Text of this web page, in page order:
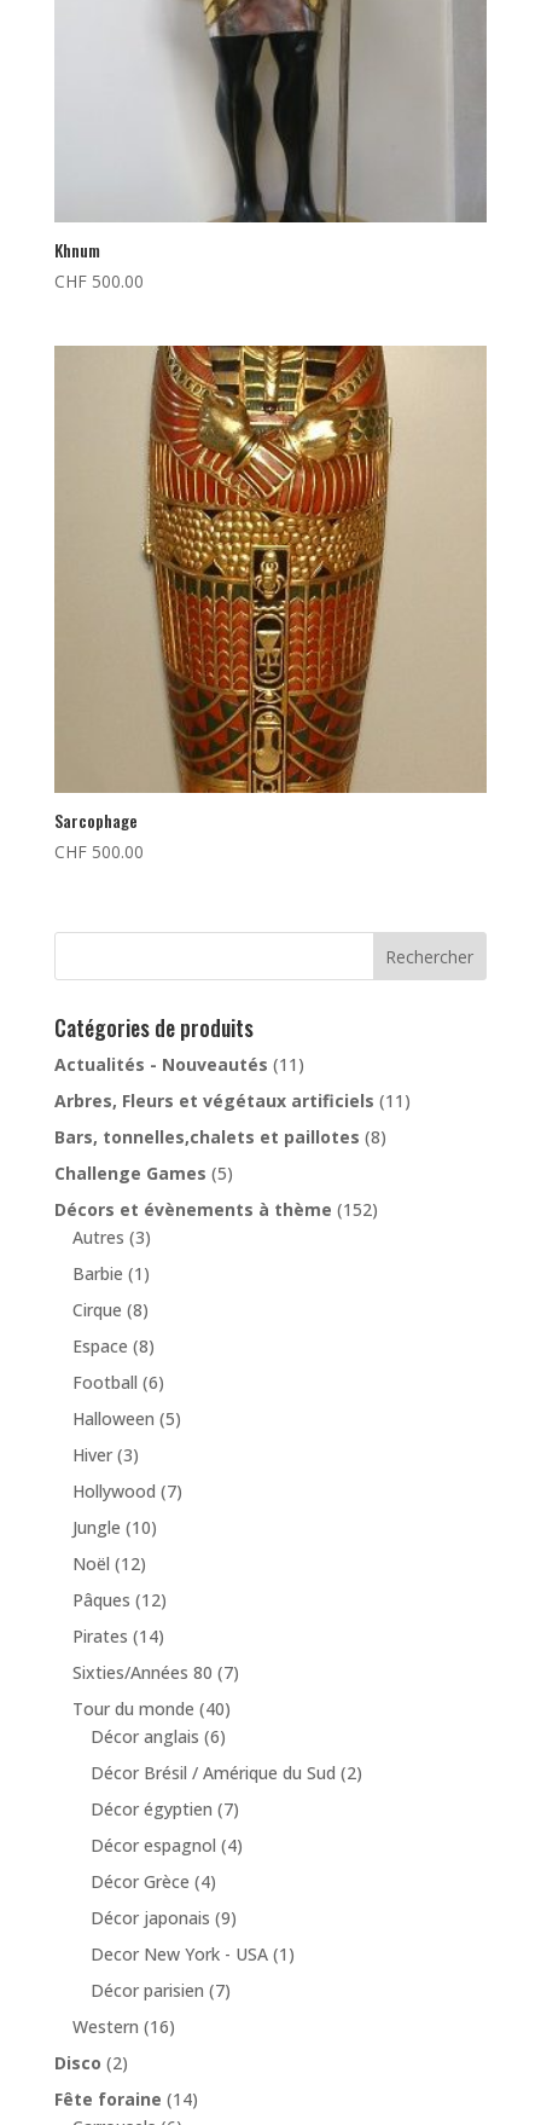
Khnum
CHF500.00
Sarcophage
CHF500.00
Rechercher
Catégories de produits
Actualités - Nouveautés (11)
Arbres, Fleurs et végétaux artificiels (11)
Bars, tonnelles,chalets et paillotes (8)
Challenge Games (5)
Décors et évènements à thème (152)
Autres (3)
Barbie (1)
Cirque (8)
Espace (8)
Football (6)
Halloween (5)
Hiver (3)
Hollywood (7)
Jungle (10)
Noël (12)
Pâques (12)
Pirates (14)
Sixties/Années 80 (7)
Tour du monde (40)
Décor anglais (6)
Décor Brésil / Amérique du Sud (2)
Décor égyptien (7)
Décor espagnol (4)
Décor Grèce (4)
Décor japonais (9)
Decor New York - USA (1)
Décor parisien (7)
Western (16)
Disco (2)
Fête foraine (14)